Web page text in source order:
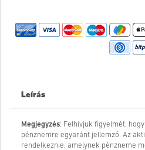
Leírás
Megjegyzés: Felhívjuk figyelmét,
pénznemre egyaránt jellemző. Az
rendelkeznie, amelynek pénzneme